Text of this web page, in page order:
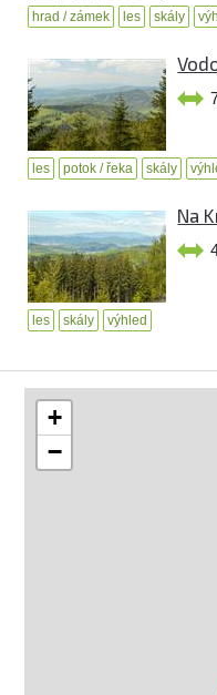
hrad / zámek les skály
les potok / řeka skály
Na
les skály výhled
+
−